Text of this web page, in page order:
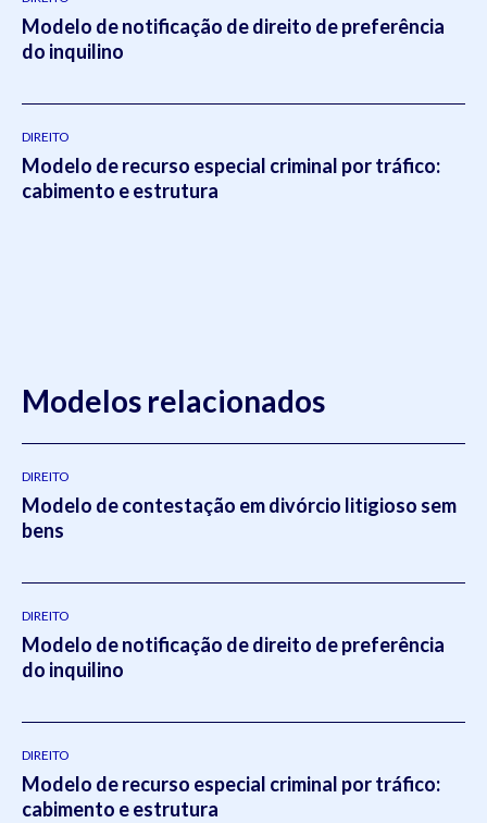
Modelo de notificação de direito de preferência
do inquilino
DIREITO
Modelo de recurso especial criminal por tráfico:
cabimento e estrutura
Modelos relacionados
DIREITO
Modelo de contestação em divórcio litigioso sem
bens
DIREITO
Modelo de notificação de direito de preferência
do inquilino
DIREITO
Modelo de recurso especial criminal por tráfico:
cabimento e estrutura